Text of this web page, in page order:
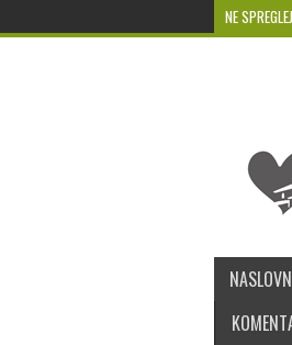
NE